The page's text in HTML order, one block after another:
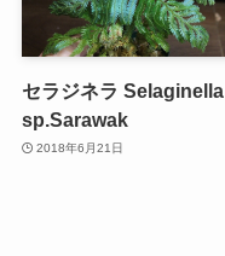
セラジネラ Selaginella
sp.Sarawak
2018年6月21日